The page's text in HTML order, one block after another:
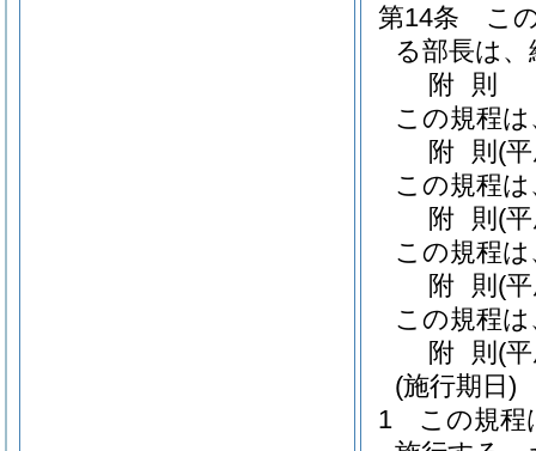
第14条
こ
る部長は
附 則
この規程
附 則 (
この規程
附 則 (
この規程
附 則 (
この規程
附 則 (
(施行期日)
1
この規程